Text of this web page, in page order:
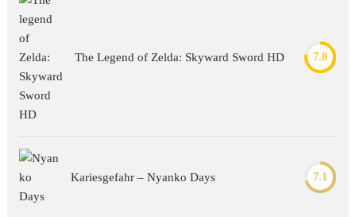
The Legend of Zelda: Skyward Sword HD 7.8
Kariesgefahr – Nyanko Days 7.1